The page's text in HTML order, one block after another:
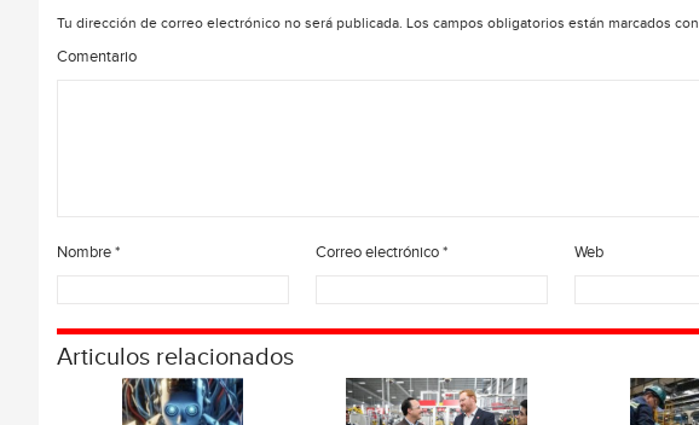
Tu dirección de correo electrónico no será publicada. Los campos obligatorios están marcados con
Comentario
Nombre* Correo electrónico* Web
Articulos relacionados